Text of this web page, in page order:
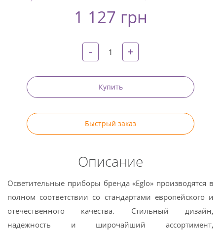
Twitter
Pinterest
1 127 грн
- +
Купить
Быстрый заказ
Описание
Осветительные приборы бренда «Eglo» производятся в
полном соответствии со стандартами европейского и
отечественного качества. Стильный дизайн,
надежность и широчайший ассортимент,